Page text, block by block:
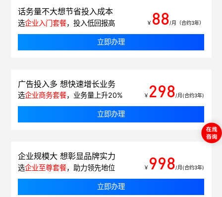
话务量不大想节省投入成本
选企业入门套餐，投入低回报高 ￥ 88/月（合约3年）
立即办理
广告投入多 想快速增长业务
选企业商务套餐，业务量上升20% ￥ 298/月(合约3年)
立即办理
企业规模大 想彰显品牌实力
选企业至尊套餐，助力领先地位 ￥ 998/月(合约3年)
立即办理